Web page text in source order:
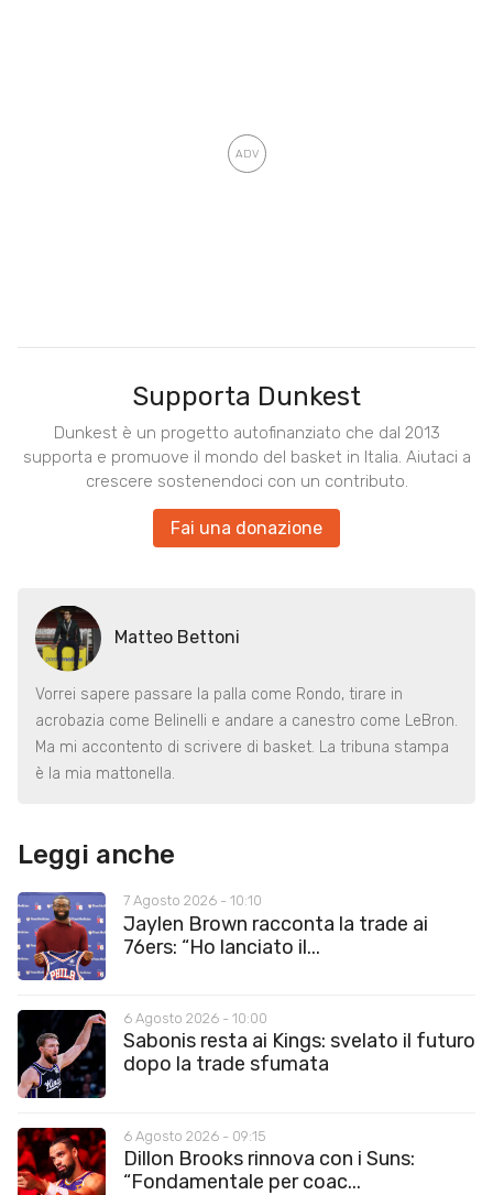
Supporta Dunkest
Dunkest è un progetto autofinanziato che dal 2013
supporta e promuove il mondo del basket in Italia. Aiutaci a
crescere sostenendoci con un contributo.
Fai una donazione
Matteo Bettoni
Vorrei sapere passare la palla come Rondo, tirare in
acrobazia come Belinelli e andare a canestro come LeBron.
Ma mi accontento di scrivere di basket. La tribuna stampa
è la mia mattonella.
Leggi anche
7 Agosto 2026 - 10:10
Jaylen Brown racconta la trade ai
76ers: “Ho lanciato il...
6 Agosto 2026 - 10:00
Sabonis resta ai Kings: svelato il futuro
dopo la trade sfumata
6 Agosto 2026 - 09:15
Dillon Brooks rinnova con i Suns:
“Fondamentale per coac...